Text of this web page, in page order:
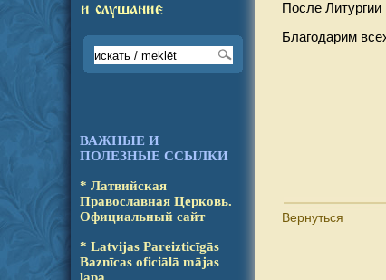
и слушание
ВАЖНЫЕ И
ПОЛЕЗНЫЕ ССЫЛКИ
* Латвийская
Православ­ная Церковь.
Офици­аль­ный сайт
* Latvijas Pareizticīgās
Baz­nī­cas oficiālā mājas
После
Благодарим
Вернуться